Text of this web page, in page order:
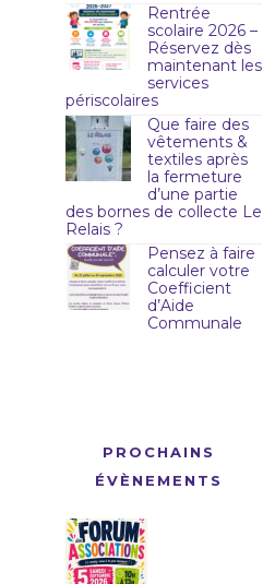
Rentrée
scolaire 2026 –
Réservez dès
maintenant les
services
périscolaires
Que faire des
vêtements &
textiles après
la fermeture
d’une partie
des bornes de collecte Le
Relais ?
Pensez à faire
calculer votre
Coefficient
d’Aide
Communale
PROCHAINS
ÉVÈNEMENTS